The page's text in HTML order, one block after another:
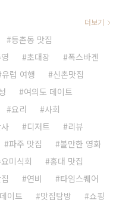
등촌동 맛집
초대장
폭스바겐
유럽 여행
신촌맛집
여의도 데이트
요리
사회
디저트
리뷰
파주 맛집
볼만한 영화
미식회
홍대 맛집
연비
타임스퀘어
데이트 맛집탐방
쇼핑
더보기